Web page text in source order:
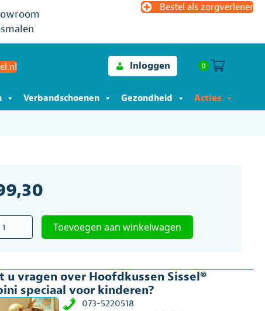
Bestel als zorgverlener
Inloggen 0
Verbandschoenen Gezondheid Acties
Toevoegen aan winkelwagen
u vragen over Hoofdkussen Sissel®
speciaal voor kinderen?
073-5220518